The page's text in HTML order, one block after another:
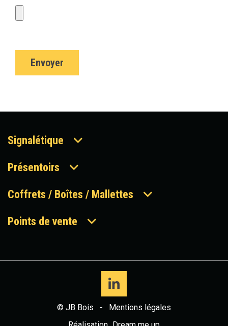
Signalétique
Présentoirs
Coffrets / Boîtes / Mallettes
Points de vente
© JB Bois -
Mentions légales